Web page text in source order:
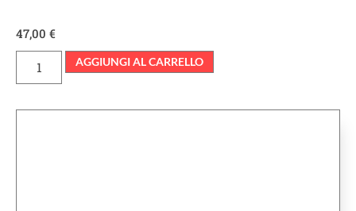
47,00 €
AGGIUNGI AL CARRELLO